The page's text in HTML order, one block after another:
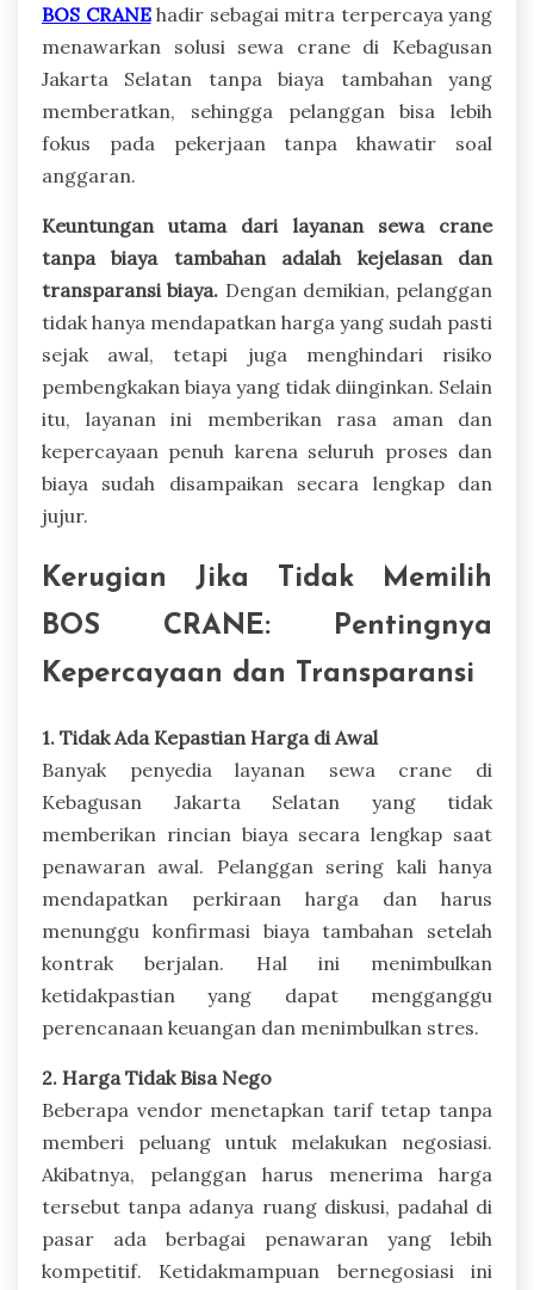
BOS CRANEhadir sebagai mitra terpercaya yang
menawarkan solusi sewa crane di Kebagusan
Jakarta Selatan tanpa biaya tambahan yang
memberatkan, sehingga pelanggan bisa lebih
fokus pada pekerjaan tanpa khawatir soal
anggaran.
Keuntungan utama dari layanan sewa crane
tanpa biaya tambahan adalah kejelasan dan
transparansi biaya. Dengan demikian, pelanggan
tidak hanya mendapatkan harga yang sudah pasti
sejak awal, tetapi juga menghindari risiko
pembengkakan biaya yang tidak diinginkan. Selain
itu, layanan ini memberikan rasa aman dan
kepercayaan penuh karena seluruh proses dan
biaya sudah disampaikan secara lengkap dan
jujur.
Kerugian Jika Tidak Memilih
BOS CRANE: Pentingnya
Kepercayaan dan Transparansi
1. Tidak Ada Kepastian Harga di Awal
Banyak penyedia layanan sewa crane di
Kebagusan Jakarta Selatan yang tidak
memberikan rincian biaya secara lengkap saat
penawaran awal. Pelanggan sering kali hanya
mendapatkan perkiraan harga dan harus
menunggu konfirmasi biaya tambahan setelah
kontrak berjalan. Hal ini menimbulkan
ketidakpastian yang dapat mengganggu
perencanaan keuangan dan menimbulkan stres.
2. Harga Tidak Bisa Nego
Beberapa vendor menetapkan tarif tetap tanpa
memberi peluang untuk melakukan negosiasi.
Akibatnya, pelanggan harus menerima harga
tersebut tanpa adanya ruang diskusi, padahal di
pasar ada berbagai penawaran yang lebih
kompetitif. Ketidakmampuan bernegosiasi ini